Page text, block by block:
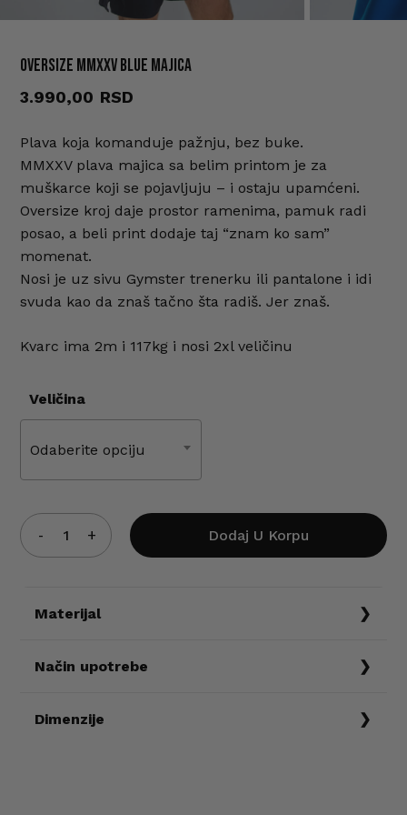
OVERSIZE MMXXV blue majica
3.990,00
Plava koja komanduje pažnju, bez buke.
MMXXV plava majica sa belim printom je za
muškarce koji se pojavljuju – i ostaju upamćeni.
Oversize kroj daje prostor ramenima, pamuk radi
posao, a beli print dodaje taj “znam ko sam”
momenat.
Nosi je uz sivu Gymster trenerku ili pantalone i idi
svuda kao da znaš tačno šta radiš. Jer znaš.
Kvarc ima 2m i 117kg i nosi 2xl veličinu
Veličina
Odaberite opciju
Dodaj U Korpu
Materijal
Način upotrebe
temperaturama iznad 30°, ne sušiti u mašini i
Dimenzije
Ime*
E-pošta*
Sačuvaj moje ime, e-poštu i veb
sledeći put kada komentarišem.